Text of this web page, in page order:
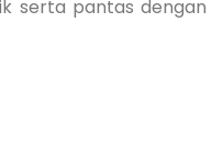
serta pantas dengan